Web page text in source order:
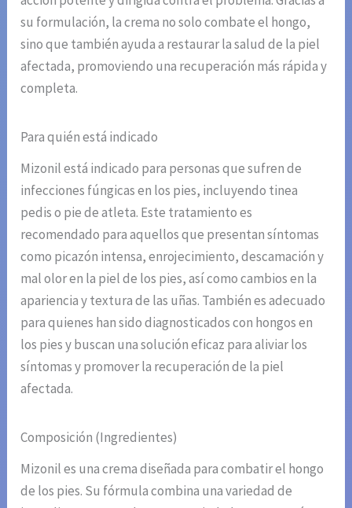
su formulación, la crema no solo combate el hongo,
sino que también ayuda a restaurar la salud de la piel
afectada, promoviendo una recuperación más rápida y
completa.
Para quién está indicado
Mizonil está indicado para personas que sufren de
infecciones fúngicas en los pies, incluyendo tinea
pedis o pie de atleta. Este tratamiento es
recomendado para aquellos que presentan síntomas
como picazón intensa, enrojecimiento, descamación y
mal olor en la piel de los pies, así como cambios en la
apariencia y textura de las uñas. También es adecuado
para quienes han sido diagnosticados con hongos en
los pies y buscan una solución eficaz para aliviar los
síntomas y promover la recuperación de la piel
afectada.
Composición (Ingredientes)
Mizonil es una crema diseñada para combatir el hongo
de los pies. Su fórmula combina una variedad de